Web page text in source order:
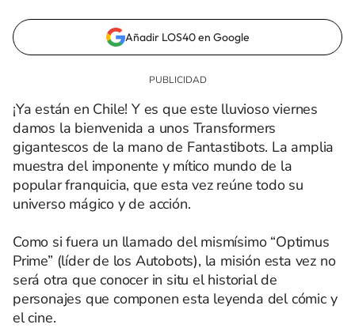
Añadir LOS40 en Google
¡Ya están en Chile! Y es que este lluvioso viernes
damos la bienvenida a unos Transformers
gigantescos de la mano de Fantastibots. La amplia
muestra del imponente y mítico mundo de la
popular franquicia, que esta vez reúne todo su
universo mágico y de acción.
Como si fuera un llamado del mismísimo “Optimus
Prime” (líder de los Autobots), la misión esta vez no
será otra que conocer in situ el historial de
personajes que componen esta leyenda del cómic y
el cine.